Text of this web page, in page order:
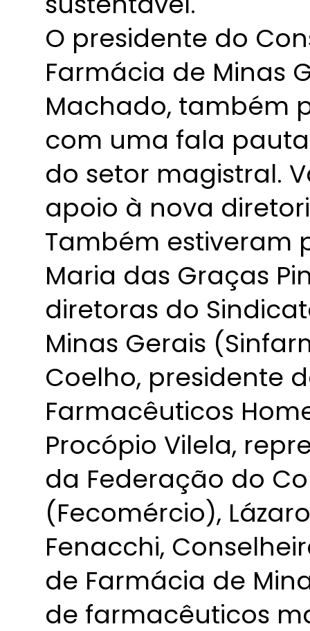
O presidente do
Farmácia de Minas
Machado, também
com uma fala
do setor magistral.
apoio à nova
Também estiveram
Maria das Graças
diretoras do
Minas Gerais
Coelho, presidente
Farmacêuticos
Procópio Vilela,
da Federação do
(Fecomércio),
Fenacchi,
de Farmácia de
de farmacêuticos